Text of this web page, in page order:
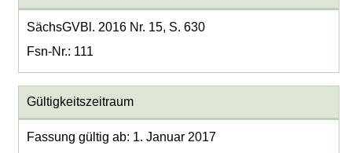
SächsGVBl. 2016 Nr. 15, S. 630
Fsn-Nr.: 111
Gültigkeitszeitraum
Fassung gültig ab: 1. Januar 2017